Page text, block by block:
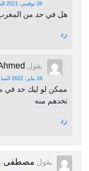
26 نوفمبر، 2021 الساعة 1:41 م
هل في حد من
رد
يقول
16 يناير، 2022 الساعة 3:36 م
ممكن لو ليك حد في
تخدهم منه
رد
يقول مصطفى